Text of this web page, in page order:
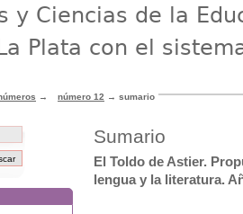
y Ciencias de la
Plata con el
→ número 12 → sumario
Sumario
El Toldo de Astier.
lengua y la literatura.